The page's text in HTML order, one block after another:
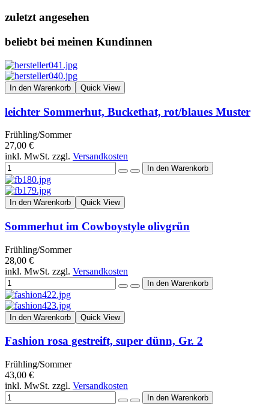
zuletzt angesehen
beliebt bei meinen Kundinnen
In den Warenkorb Quick View
leichter Sommerhut, Buckethat, rot/blaues Muster
Frühling/Sommer
27,00 €
inkl. MwSt. zzgl. Versandkosten
In den Warenkorb Quick View
Sommerhut im Cowboystyle olivgrün
Frühling/Sommer
28,00 €
inkl. MwSt. zzgl. Versandkosten
In den Warenkorb Quick View
Fashion rosa gestreift, super dünn, Gr. 2
Frühling/Sommer
43,00 €
inkl. MwSt. zzgl. Versandkosten